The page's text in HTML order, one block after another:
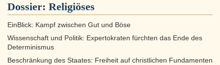
Dossier: Religiöses
EinBlick: Kampf zwischen Gut und Böse
Wissenschaft und Politik: Expertokraten fürchten das Ende des
Determinismus
Beschränkung des Staates: Freiheit auf christlichen Fundamenten